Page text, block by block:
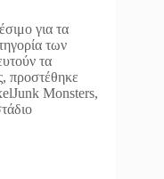
για τα
των
τα
προστέθηκε
Monsters,